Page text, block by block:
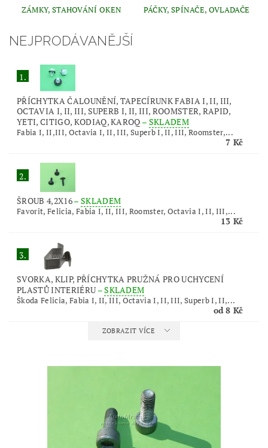
ZÁMKY, STAHOVÁNÍ OKEN PÁČKY, SPÍNAČE, OVLADAČE
NEJPRODÁVANĚJŠÍ
1.
PŘÍCHYTKA ČALOUNĚNÍ, TAPECÍRUNK FABIA I, II, III,
OCTAVIA I, II, III, SUPERB I, II, III, ROOMSTER, RAPID,
YETI, CITIGO, KODIAQ, KAROQ – SKLADEM
Fabia I, II,III, Octavia I, II, III, Superb I, II, III, Roomster,...
7 Kč
2.
ŠROUB 4,2X16– SKLADEM
Favorit, Felicia, Fabia I, II, III, Roomster, Octavia I, II, III,...
13 Kč
3.
SVORKA, KLIP, PŘÍCHYTKA PRUŽNÁ PRO UCHYCENÍ
PLASTŮ INTERIÉRU–SKLADEM
Škoda Felicia, Fabia I, II, III, Octavia I, II, III, Superb I, II,...
od 8 Kč
ZOBRAZIT VÍCE